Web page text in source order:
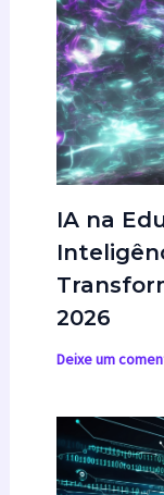
IA na
2026
Deixe um